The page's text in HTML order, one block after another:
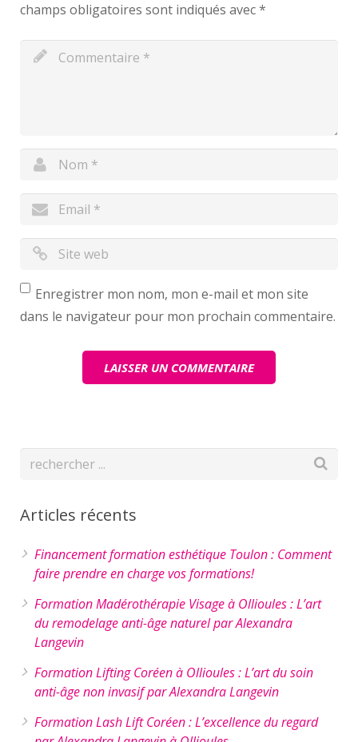
champs obligatoires sont indiqués avec*
Enregistrer mon nom, mon e-mail et mon site
dans le navigateur pour mon prochain commentaire.
Articles récents
Financement formation esthétique Toulon : Comment
faire prendre en charge vos formations!
Formation Madérothérapie Visage à Ollioules : L’art
du remodelage anti-âge naturel par Alexandra
Langevin
Formation Lifting Coréen à Ollioules : L’art du soin
anti-âge non invasif par Alexandra Langevin
Formation Lash Lift Coréen : L’excellence du regard